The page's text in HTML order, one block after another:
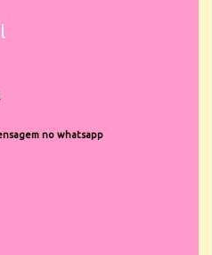
no whatsapp